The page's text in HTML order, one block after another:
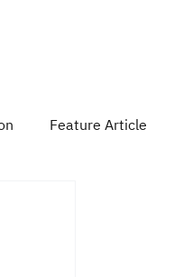
Feature Article